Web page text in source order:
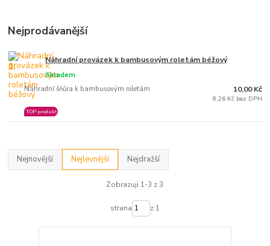
Nejprodávanější
1. Náhradní provázek k bambusovým roletám béžový
Náhradní šňůra k bambusovým roletám
Skladem
TOP produkt
10,00 Kč
8,26 Kč bez DPH
Nejnovější Nejlevnější Nejdražší
Zobrazuji 1-3 z 3
strana z 1